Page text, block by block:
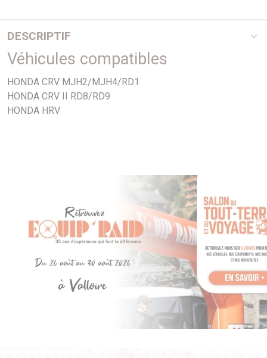
DESCRIPTIF
2.0I 16v
Véhicules compatibles
HONDA CRV MJH2/MJH4/RD1
HONDA CRV II RD8/RD9
HONDA HRV